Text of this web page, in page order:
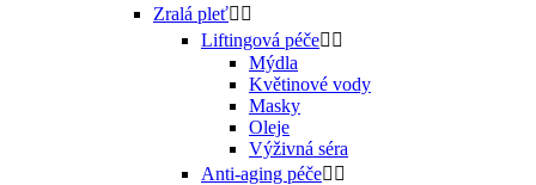
Zralá pleť 
Liftingová péče 
Mýdla
Květinové vody
Masky
Oleje
Výživná séra
Anti-aging péče 